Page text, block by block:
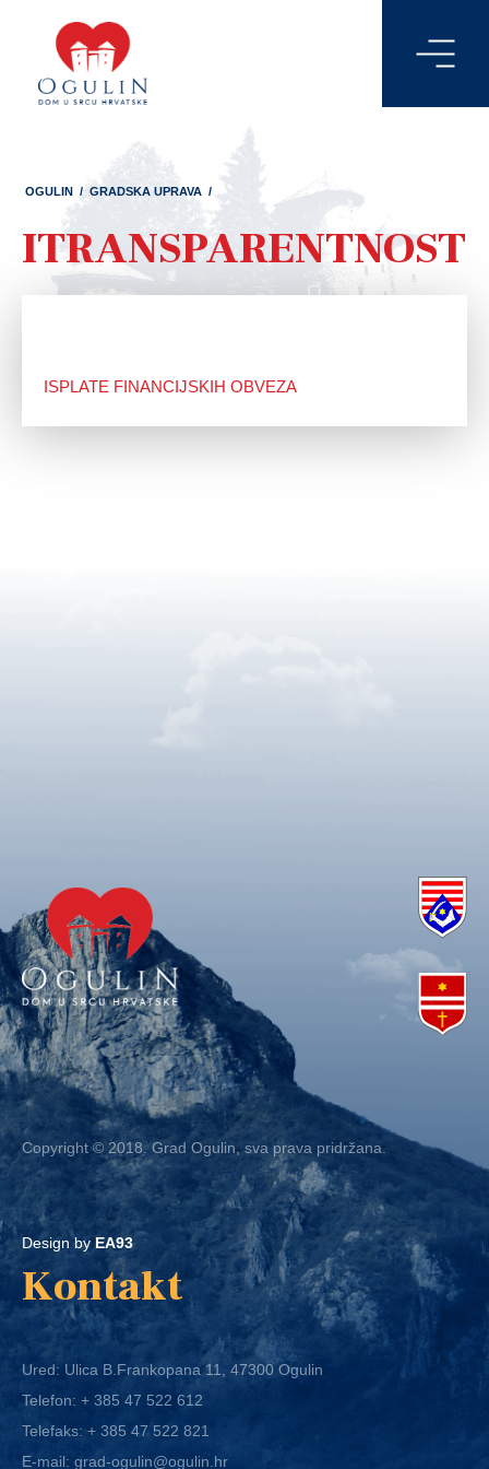
OGULIN / GRADSKA UPRAVA /
ITRANSPARENTNOST
ISPLATE FINANCIJSKIH OBVEZA
Copyright © 2018. Grad Ogulin, sva prava pridržana.
Design by EA93
Kontakt
Ured: Ulica B.Frankopana 11, 47300 Ogulin
Telefon: + 385 47 522 612
Telefaks: + 385 47 522 821
E-mail: grad-ogulin@ogulin.hr